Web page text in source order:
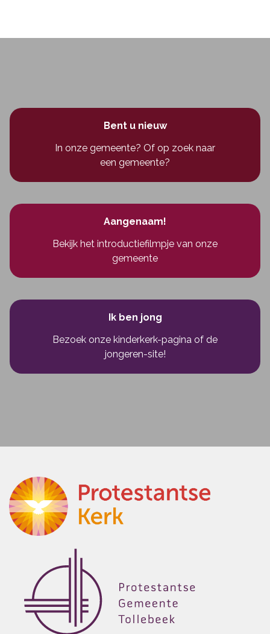
Bent u nieuw
In onze gemeente? Of op zoek naar
een gemeente?
Aangenaam!
Bekijk het introductiefilmpje van onze
gemeente
Ik ben jong
Bezoek onze kinderkerk-pagina of de
jongeren-site!